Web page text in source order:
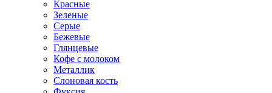
Красные
Зеленые
Серые
Бежевые
Глянцевые
Кофе с молоком
Металлик
Слоновая кость